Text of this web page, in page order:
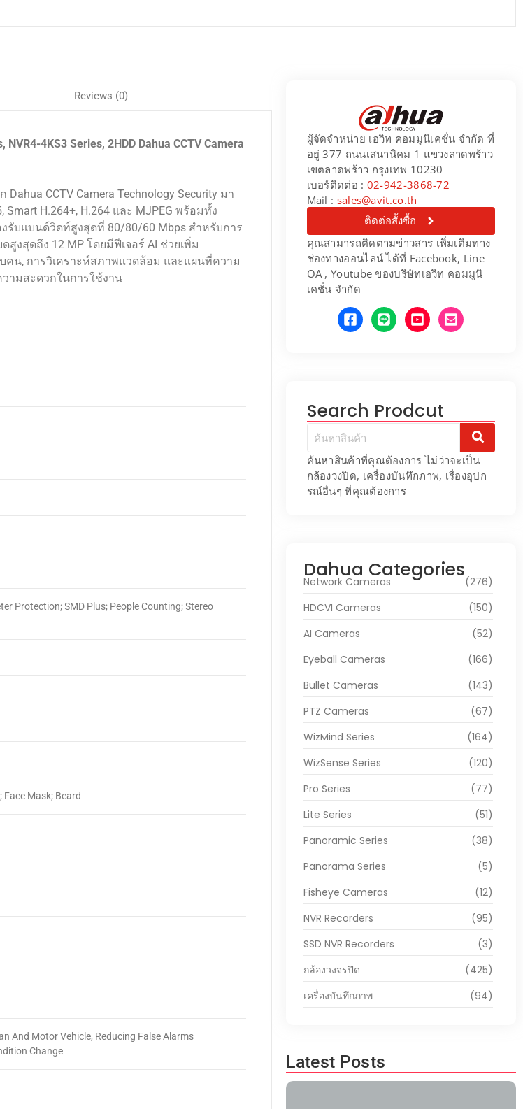
Reviews (0)
4KS3 Series, 2HDD Dahua CCTV Camera
CCTV Camera Technology Security มา
H.264+, H.264 และ MJPEG พร้อมทั้ง
งรับแบนด์วิดท์สูงสุดที่ 80/80/60 Mbps สำหรับการ
งสุดถึง 12 MP โดยมีฟีเจอร์ AI ช่วยเพิ่ม
คน, การวิเคราะห์สภาพแวดล้อม และแผนที่ความ
ามสะดวกในการใช้งาน
Protection; SMD Plus; People Counting; Stereo
Face Mask; Beard
And Motor Vehicle, Reducing False Alarms
Change
ผู้จัดจำหน่าย เอวิท คอมมูนิเคชั่น จำกัด ที่
อยู่ 377 ถนนเสนานิคม 1 แขวงลาดพร้าว
เขตลาดพร้าว กรุงเทพ 10230
เบอร์ติดต่อ : 02-942-3868-72
Mail : sales@avit.co.th
ติดต่อสั้งซื้อ
คุณสามารถติดตามข่าวสาร เพิ่มเติมทาง
ช่องทางออนไลน์ ได้ที่ Facebook, Line
OA , Youtube ของบริษัทเอวิท คอมมูนิ
เคชั่น จำกัด
Search Prodcut
ค้นหาสินค้าที่คุณต้องการ ไม่ว่าจะเป็น
กล้องวงปิด, เครื่องบันทึกภาพ, เรื่องอุปก
รณ์อื่นๆ ที่คุณต้องการ
Dahua Categories
Network Cameras
(276)
HDCVI Cameras
(150)
AI Cameras
(52)
Eyeball Cameras
(166)
Bullet Cameras
(143)
PTZ Cameras
(67)
WizMind Series
(164)
WizSense Series
(120)
Pro Series
(77)
Lite Series
(51)
Panoramic Series
(38)
Panorama Series
(5)
Fisheye Cameras
(12)
NVR Recorders
(95)
SSD NVR Recorders
(3)
กล้องวงจรปิด
(425)
เครื่องบันทึกภาพ
(94)
Latest Posts